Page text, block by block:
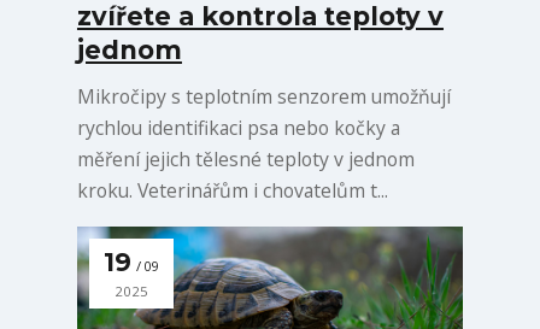
zvířete a kontrola teploty v
jednom
Mikročipy s teplotním senzorem umožňují
rychlou identifikaci psa nebo kočky a
měření jejich tělesné teploty v jednom
kroku. Veterinářům i chovatelům t...
19 09
2025